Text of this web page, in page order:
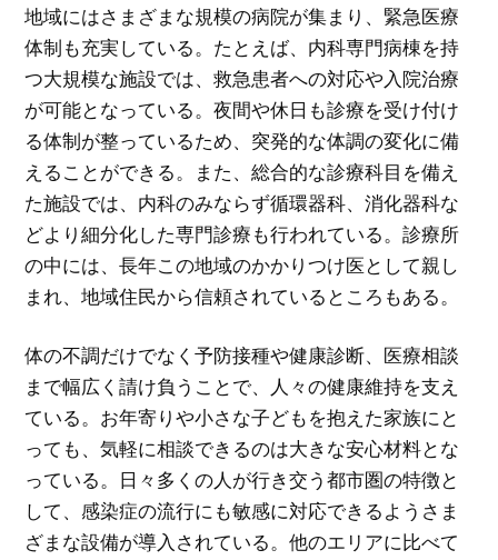
地域にはさまざまな規模の病院が集まり、緊急医療
体制も充実している。たとえば、内科専門病棟を持
つ大規模な施設では、救急患者への対応や入院治療
が可能となっている。夜間や休日も診療を受け付け
る体制が整っているため、突発的な体調の変化に備
えることができる。また、総合的な診療科目を備え
た施設では、内科のみならず循環器科、消化器科な
どより細分化した専門診療も行われている。診療所
の中には、長年この地域のかかりつけ医として親し
まれ、地域住民から信頼されているところもある。
体の不調だけでなく予防接種や健康診断、医療相談
まで幅広く請け負うことで、人々の健康維持を支え
ている。お年寄りや小さな子どもを抱えた家族にと
っても、気軽に相談できるのは大きな安心材料とな
っている。日々多くの人が行き交う都市圏の特徴と
して、感染症の流行にも敏感に対応できるようさま
ざまな設備が導入されている。他のエリアに比べて